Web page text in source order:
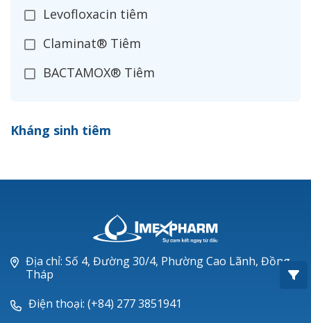
Levofloxacin tiêm
Claminat® Tiêm
BACTAMOX® Tiêm
Ceftizoxim®
Piperacillin
Ticarlinat®
Zobacta®
Kháng sinh tiêm
Địa chỉ: Số 4, Đường 30/4, Phường Cao Lãnh, Đồng
Tháp
Điện thoại: (+84) 277 3851941